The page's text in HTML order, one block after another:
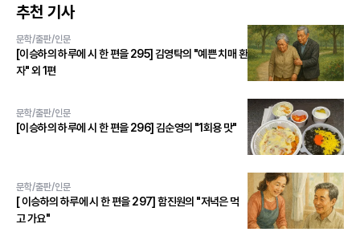
추천 기사
문학/출판/인문
[이승하의 하루에 시 한 편을 295] 김영탁의 "예쁜 치매 환
자" 외 1편
문학/출판/인문
[이승하의 하루에 시 한 편을 296] 김순영의 "1회용 맛"
문학/출판/인문
[ 이승하의 하루에 시 한 편을 297] 함진원의 "저녁은 먹
고 가요"